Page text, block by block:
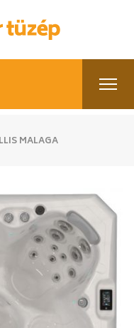
MALAGA